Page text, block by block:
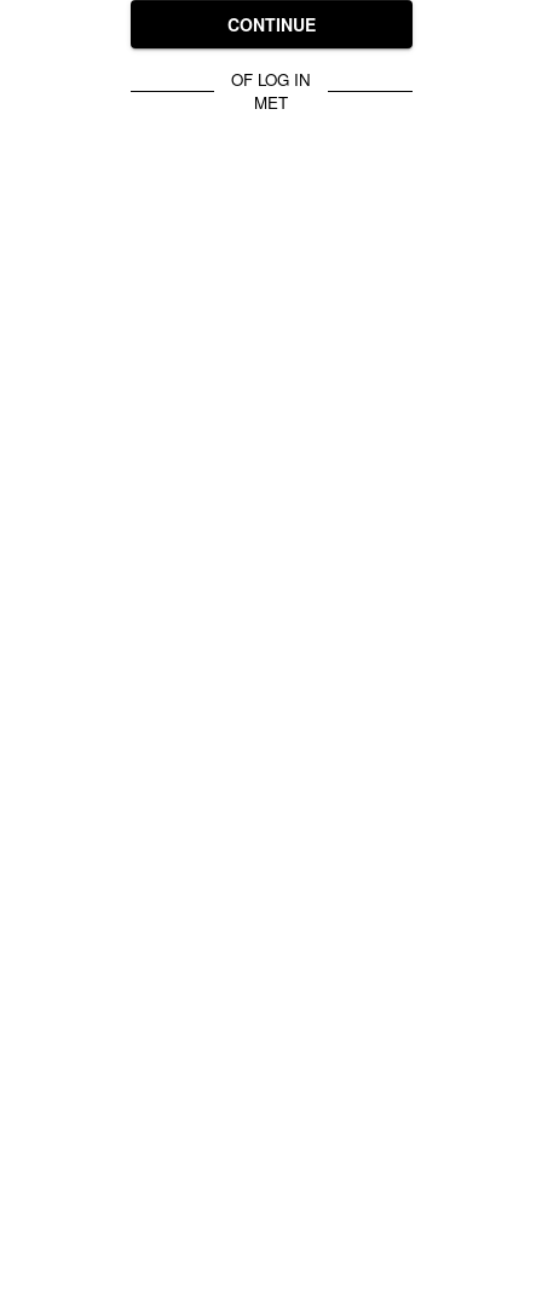
CONTINUE
OF LOG IN
MET